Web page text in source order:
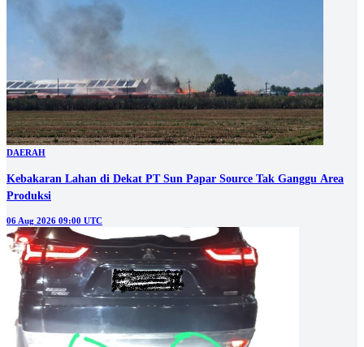
DAERAH
Kebakaran Lahan di Dekat PT Sun Papar Source Tak Ganggu Area
Produksi
06 Aug 2026 09:00 UTC